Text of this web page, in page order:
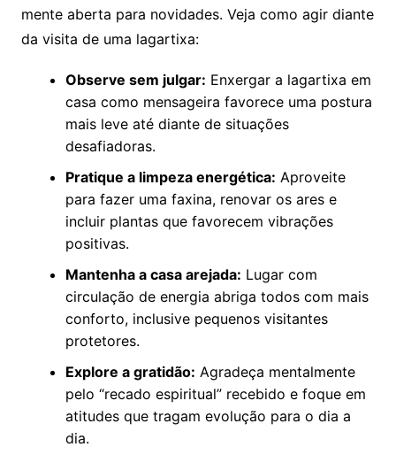
mente aberta para novidades. Veja como agir diante
da visita de uma lagartixa:
Observe sem julgar: Enxergar a lagartixa em
casa como mensageira favorece uma postura
mais leve até diante de situações
desafiadoras.
Pratique a limpeza energética: Aproveite
para fazer uma faxina, renovar os ares e
incluir plantas que favorecem vibrações
positivas.
Mantenha a casa arejada: Lugar com
circulação de energia abriga todos com mais
conforto, inclusive pequenos visitantes
protetores.
Explore a gratidão: Agradeça mentalmente
pelo “recado espiritual” recebido e foque em
atitudes que tragam evolução para o dia a
dia.